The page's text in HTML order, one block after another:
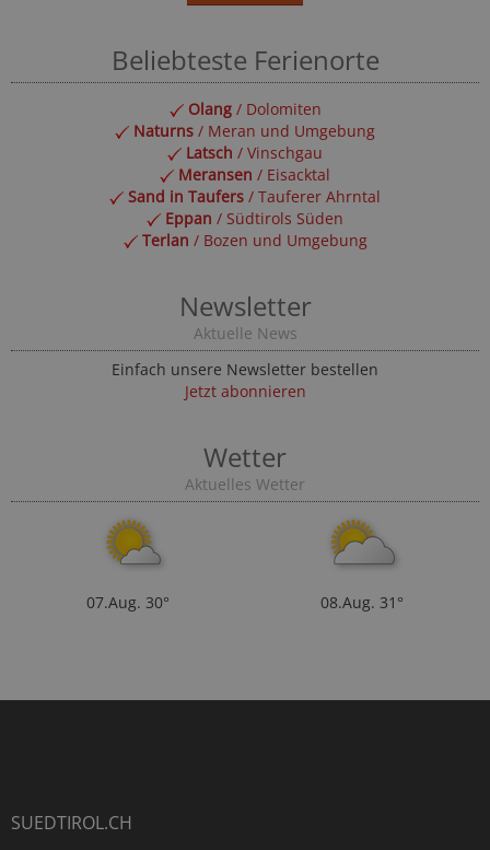
Beliebteste Ferienorte
Olang/ Dolomiten
Naturns / Meran und Umgebung
Latsch / Vinschgau
Meransen / Eisacktal
Sand in Taufers / Tauferer Ahrntal
Eppan / Südtirols Süden
Terlan / Bozen und Umgebung
Newsletter
Aktuelle News
Einfach unsere Newsletter bestellen
Jetzt abonnieren
Wetter
Aktuelles Wetter
07.Aug. 30° 08.Aug. 31°
SUEDTIROL.CH